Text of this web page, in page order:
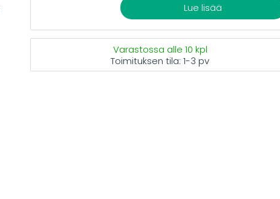
Lue lisää
Varastossa alle 10 kpl
Toimituksen tila:1-3 pv